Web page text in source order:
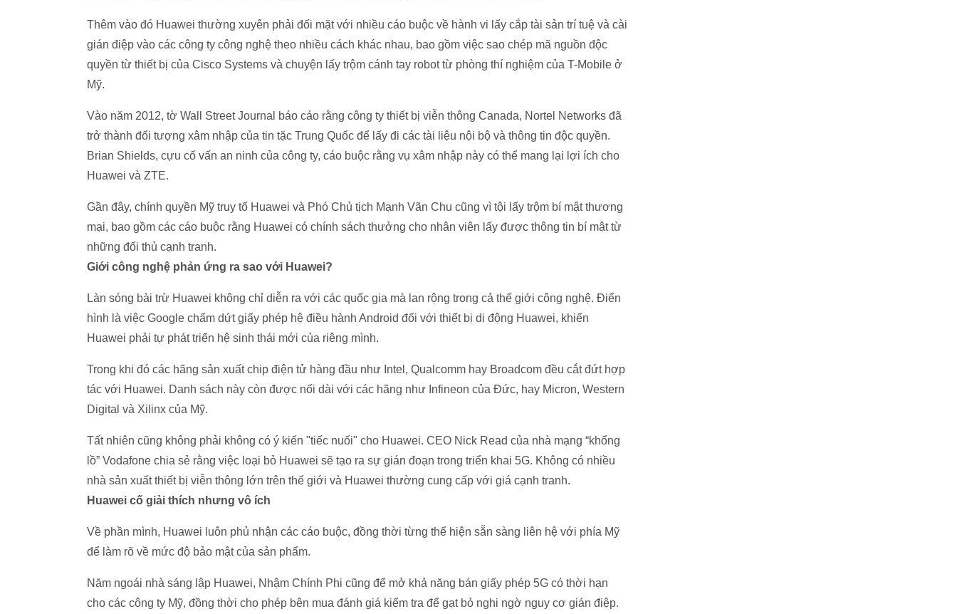
Thêm vào đó Huawei thường xuyên phải đối mặt với nhiều cáo buộc về hành vi lấy cắp tài sản trí tuệ và cài
gián điệp vào các công ty công nghệ theo nhiều cách khác nhau, bao gồm việc sao chép mã nguồn độc
quyền từ thiết bị của Cisco Systems và chuyện lấy trộm cánh tay robot từ phòng thí nghiệm của T-Mobile ở
Mỹ.
Vào năm 2012, tờ Wall Street Journal báo cáo rằng công ty thiết bị viễn thông Canada, Nortel Networks đã
trở thành đối tượng xâm nhập của tin tặc Trung Quốc để lấy đi các tài liệu nội bộ và thông tin độc quyền.
Brian Shields, cựu cố vấn an ninh của công ty, cáo buộc rằng vụ xâm nhập này có thể mang lại lợi ích cho
Huawei và ZTE.
Gần đây, chính quyền Mỹ truy tố Huawei và Phó Chủ tịch Mạnh Vãn Chu cũng vì tội lấy trộm bí mật thương
mại, bao gồm các cáo buộc rằng Huawei có chính sách thưởng cho nhân viên lấy được thông tin bí mật từ
những đối thủ cạnh tranh.
Giới công nghệ phản ứng ra sao với Huawei?
Làn sóng bài trừ Huawei không chỉ diễn ra với các quốc gia mà lan rộng trong cả thế giới công nghệ. Điển
hình là việc Google chấm dứt giấy phép hệ điều hành Android đối với thiết bị di động Huawei, khiến
Huawei phải tự phát triển hệ sinh thái mới của riêng mình.
Trong khi đó các hãng sản xuất chip điện tử hàng đầu như Intel, Qualcomm hay Broadcom đều cắt đứt hợp
tác với Huawei. Danh sách này còn được nối dài với các hãng như Infineon của Đức, hay Micron, Western
Digital và Xilinx của Mỹ.
Tất nhiên cũng không phải không có ý kiến "tiếc nuối" cho Huawei. CEO Nick Read của nhà mạng “khổng
lồ” Vodafone chia sẻ rằng việc loại bỏ Huawei sẽ tạo ra sự gián đoạn trong triển khai 5G. Không có nhiều
nhà sản xuất thiết bị viễn thông lớn trên thế giới và Huawei thường cung cấp với giá cạnh tranh.
Huawei cố giải thích nhưng vô ích
Về phần mình, Huawei luôn phủ nhận các cáo buộc, đồng thời từng thể hiện sẵn sàng liên hệ với phía Mỹ
để làm rõ về mức độ bảo mật của sản phẩm.
Năm ngoái nhà sáng lập Huawei, Nhậm Chính Phi cũng để mở khả năng bán giấy phép 5G có thời hạn
cho các công ty Mỹ, đồng thời cho phép bên mua đánh giá kiểm tra để gạt bỏ nghi ngờ nguy cơ gián điệp.